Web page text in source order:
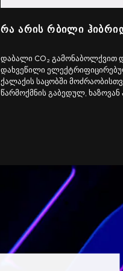
ᲠᲐ ᲐᲠᲘᲡ ᲠᲑᲘᲚᲘ
დაბალი CO₂ გამონაბოლქვით
დახვეწილი
ქალაქის საცობში
წარმოქმნის გაბედულ, ხაზოვან